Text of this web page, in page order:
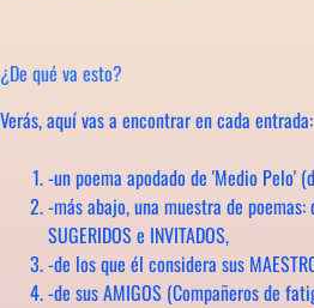
¿De qué va esto?
Verás, aquí vas a encontrar en cada entrada:
-un poema apodado de 'Medio Pelo'
-más abajo, una muestra de poemas:
SUGERIDOS e INVITADOS,
-de los que él considera sus
-de sus AMIGOS (Compañeros de